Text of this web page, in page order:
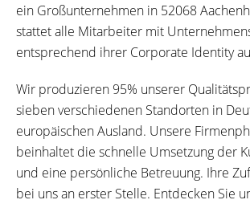
ein Großunternehmen in 52068
stattet alle Mitarbeiter mit
entsprechend ihrer Corporate Identity
Wir produzieren 95% unserer
sieben verschiedenen Standorten in
europäischen Ausland. Unsere
beinhaltet die schnelle Umsetzung der
und eine persönliche Betreuung. Ihre
bei uns an erster Stelle. Entdecken Sie